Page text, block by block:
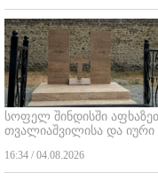
სოფელ შინდისში
თვალიაშვილისა და იური
16:34 / 04.08.2026